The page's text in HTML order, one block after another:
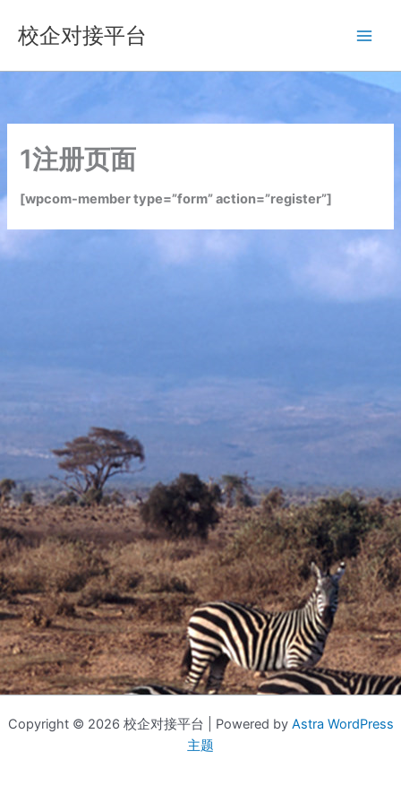
容
校企对接平台
1注册页面
[wpcom-member type=”form” action=”register”]
Copyright © 2026 校企对接平台 | Powered by Astra WordPress
主题